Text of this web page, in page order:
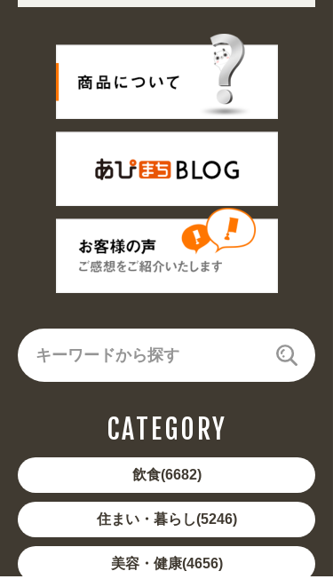
CATEGORY
飲食(6682)
住まい・暮らし(5246)
美容・健康(4656)